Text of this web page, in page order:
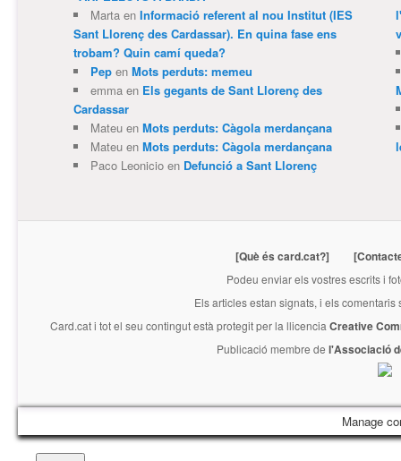
Martaen Informació referent al nou Institut (IES
Sant Llorenç des Cardassar). En quina fase ens
trobam? Quin camí queda?
Pepen Mots perduts: memeu
emmaen Els gegants de Sant Llorenç des
Cardassar
Mateuen Mots perduts: Càgola merdançana
Mateuen Mots perduts: Càgola merdançana
Paco Leonicioen Defunció a Sant Llorenç
[Què és card.cat?]
Podeu enviar els vostres escrits i
Els articles estan signats, i els
Card.cati tot el seu contingut està protegit per la llicencia Creative
Publicació membre de l'Associació
Manage